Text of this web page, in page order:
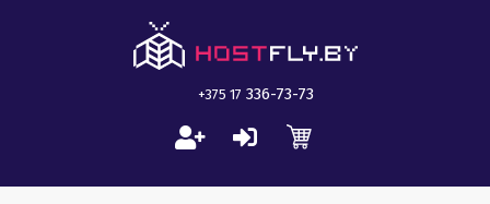
+375 17 336-73-73